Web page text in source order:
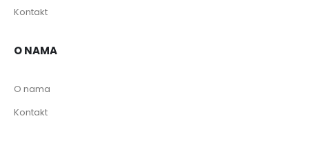
Kontakt
O NAMA
O nama
Kontakt